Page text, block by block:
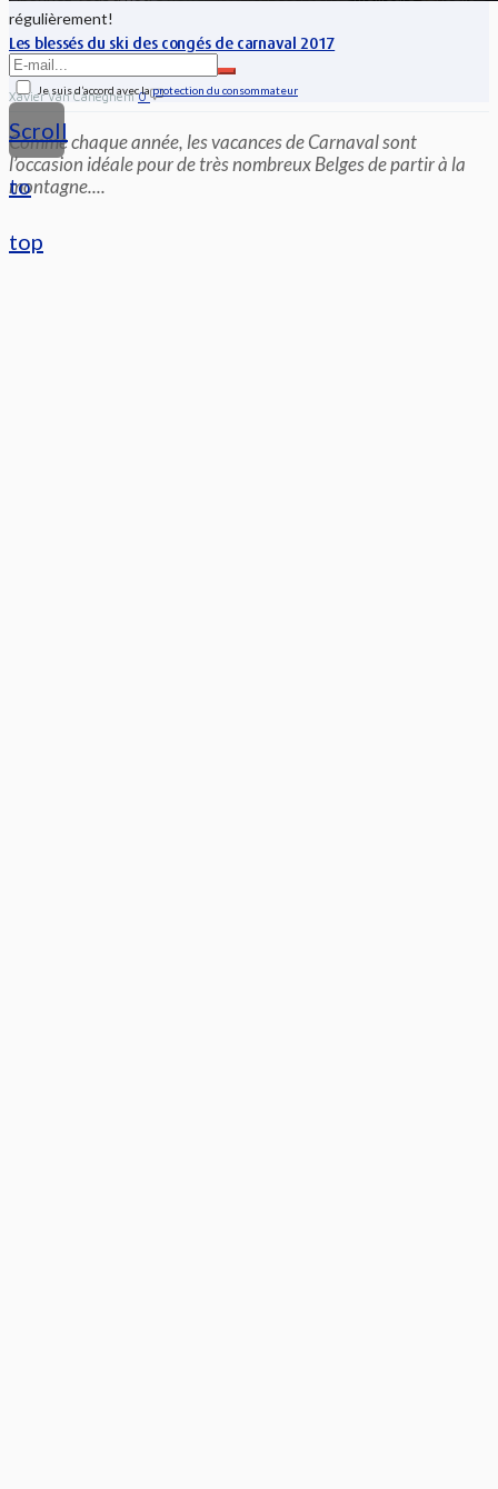
Les blessés du ski des congés de carnaval 2017
Xavier Van Caneghem 0
Comme chaque année, les vacances de Carnaval sont
l’occasion idéale pour de très nombreux Belges de partir à la
montagne....
régulièrement!
Je suis d’accord avec laprotection du consommateur
Scroll
to
top